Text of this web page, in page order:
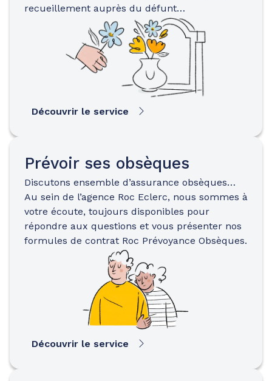
recueillement auprès du défunt…
Découvrir le service
Prévoir ses obsèques
Discutons ensemble d’assurance obsèques…
Au sein de l’agence Roc Eclerc, nous sommes à
votre écoute, toujours disponibles pour
répondre aux questions et vous présenter nos
formules de contrat Roc Prévoyance Obsèques.
Découvrir le service